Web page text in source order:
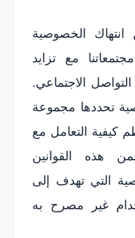
انتهاك الخصوصية
مع تزايد
الاجتماعي.
تحددها مجموعة
كيفية التعامل مع
هذه القوانين
التي تهدف إلى
غير مصرح به